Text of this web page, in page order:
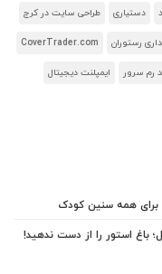
دستیاری طراحی سایت در کرج
رستوران CoverTrader.com
رم سرور ایمپلنت دیجیتال
برای همه سنین کودک
باغ استور را از دست ندهید!